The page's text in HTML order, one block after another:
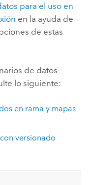
para el uso en
en la ayuda de
de estas
de datos
lo siguiente:
en rama y mapas
versionado